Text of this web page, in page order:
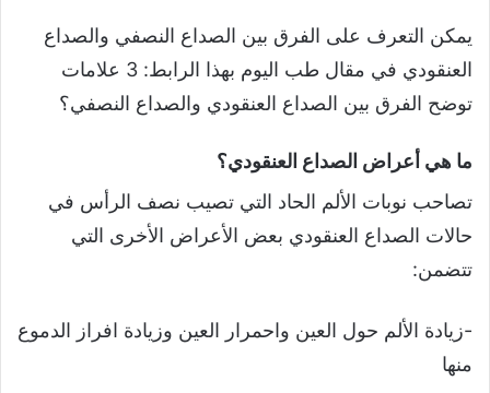
يمكن التعرف على الفرق بين الصداع النصفي والصداع
العنقودي في مقال طب اليوم بهذا الرابط: 3 علامات
توضح الفرق بين الصداع العنقودي والصداع النصفي؟
ما هي أعراض الصداع العنقودي؟
تصاحب نوبات الألم الحاد التي تصيب نصف الرأس في
حالات الصداع العنقودي بعض الأعراض الأخرى التي
تتضمن:
-زيادة الألم حول العين واحمرار العين وزيادة افراز الدموع
منها